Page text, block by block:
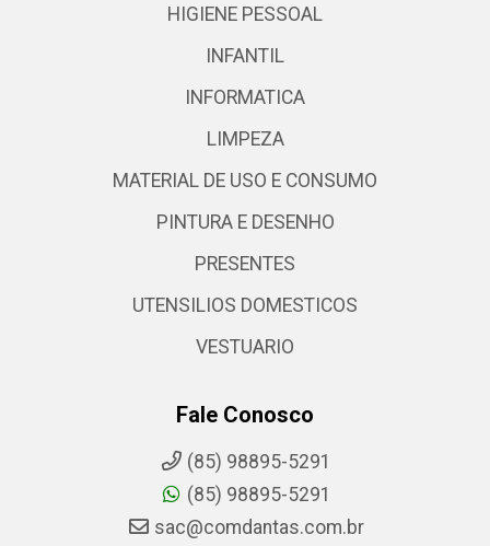
HIGIENE PESSOAL
INFANTIL
INFORMATICA
LIMPEZA
MATERIAL DE USO E CONSUMO
PINTURA E DESENHO
PRESENTES
UTENSILIOS DOMESTICOS
VESTUARIO
Fale Conosco
(85) 98895-5291
(85) 98895-5291
sac@comdantas.com.br